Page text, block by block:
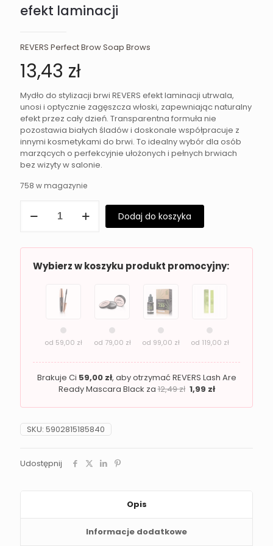
efekt laminacji
REVERS Perfect Brow Soap Brows
13,43 zł
Mydło do stylizacji brwi REVERS efekt laminacji utrwala,
unosi i optycznie zagęszcza włoski, zapewniając naturalny
efekt przez cały dzień. Transparentna formuła nie
pozostawia białych śladów i doskonale współpracuje z
innymi kosmetykami do brwi. To idealny wybór dla osób
marzących o perfekcyjnie ułożonych i pełnych brwiach
bez wizyty w salonie.
758 w magazynie
Mydło
brwi
REVERS
Dodaj do koszyka
Wybierz w koszyku produkt promocyjny:
od 59,00 zł od 79,00 zł od 99,00 zł od 119,00 zł
Brakuje Ci 59,00 zł, aby otrzymać REVERS Lash Are
Ready Mascara Black za12,49zł 1,99 zł
SKU: 5902815185840
Udostępnij
Opis
Informacje dodatkowe